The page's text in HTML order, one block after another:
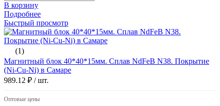
В корзину
Подробнее
Быстрый просмотр
(1)
Магнитный блок 40*40*15мм. Сплав NdFeB N38. Покрытие
(Ni-Cu-Ni) в Самаре
989.12 ₽ / шт.
Оптовые цены